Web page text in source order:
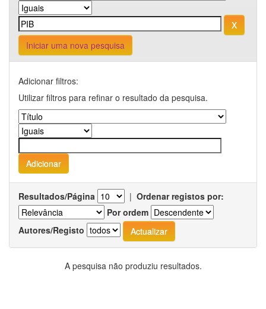
Iniciar uma nova pesquisa
Adicionar filtros:
Utilizar filtros para refinar o resultado da pesquisa.
Resultados/Página | Ordenar registos por:
Por ordem
Autores/Registo
A pesquisa não produziu resultados.